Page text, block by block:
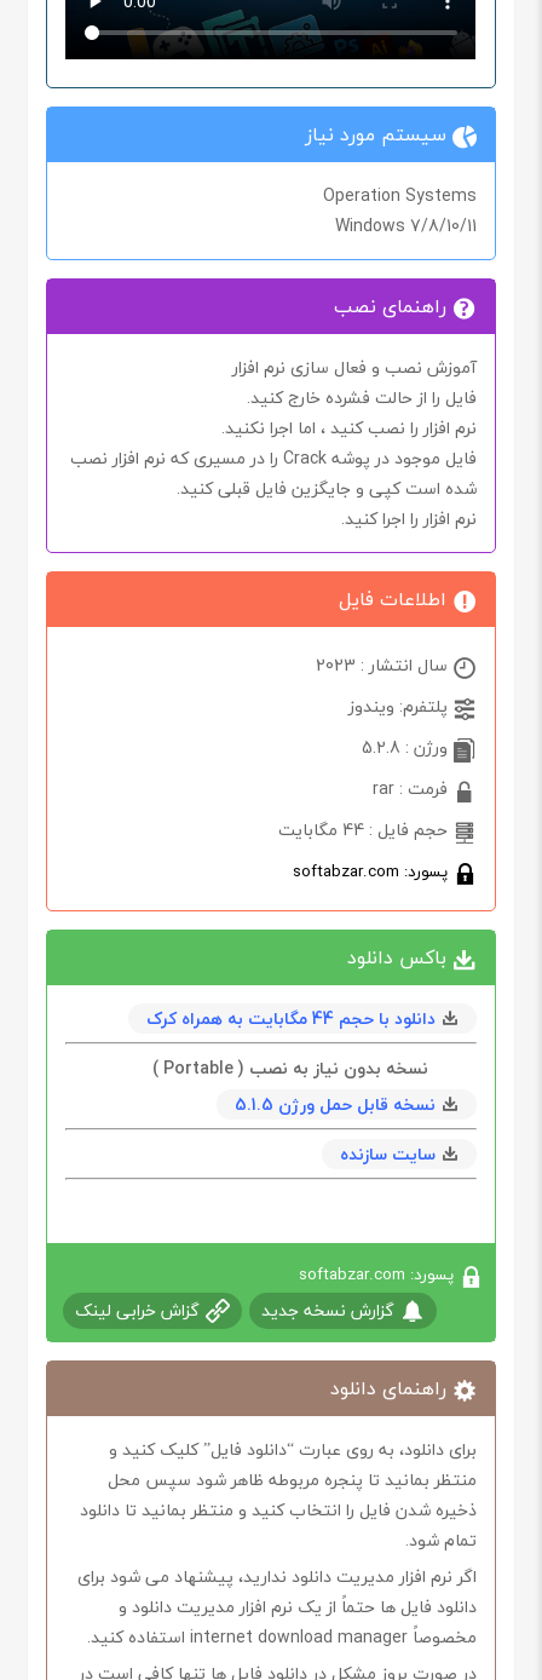
سیستم مورد نیاز
Operation Systems
Windows 7/8/10/11
راهنمای نصب
آموزش نصب و فعال سازی نرم افزار
فایل را از حالت فشرده خارج کنید.
نرم افزار را نصب کنید ، اما اجرا نکنید.
فایل موجود در پوشهCrack را در مسیری که نرم افزار نصب
شده است کپی و جایگزین فایل قبلی کنید.
نرم افزار را اجرا کنید.
اطلاعات فایل
سال انتشار : 2023
پلتفرم: ویندوز
ورژن : 5.2.8
فرمت : rar
حجم فایل : 44 مگابایت
پسورد: softabzar.com
باکس دانلود
دانلود با حجم 44 مگابايت به همراه کرک
نسخه بدون نیاز به نصب ( Portable )
نسخه قابل حمل ورژن 5.1.5
سایت سازنده
پسورد: softabzar.com
گزارش نسخه جدید گزاش خرابی لینک
راهنمای دانلود
برای دانلود، به روی عبارت “دانلود فایل” کلیک کنید و
منتظر بمانید تا پنجره مربوطه ظاهر شود سپس محل
ذخیره شدن فایل را انتخاب کنید و منتظر بمانید تا دانلود
تمام شود.
اگر نرم افزار مدیریت دانلود ندارید، پیشنهاد می شود برای
دانلود فایل ها حتماً از یک نرم افزار مدیریت دانلود و
مخصوصاً internet download manager استفاده کنید.
در صورت بروز مشکل در دانلود فایل ها تنها کافی است در